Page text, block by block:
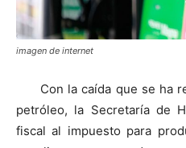
imagen de internet
Con la caída que se ha
petróleo, la Secretaría de
fiscal al impuesto para